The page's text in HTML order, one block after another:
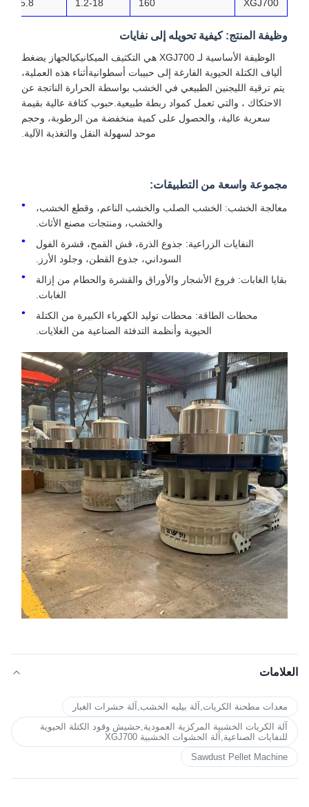
XGJ700
160
1.2-18
5.8
وظيفة المنتج: كيفية تحويله إلى نفايات
الوظيفة الأساسية لـ XGJ700 هي التكثيف الميكانيكيالجهاز يضغط
ألياف الكتلة الحيوية الفارغة إلى حبيبات أسطوانيةأثناء هذه العملية،
يتم ترقية الليجنين الطبيعي في الخشب بواسطة الحرارة الناتجة عن
الاحتكاك ، والتي تعمل كمواد ربطة طبيعية.حبوب كثافة عالية بقيمة
سعرية عالية، والحصول على كمية منخفضة من الرطوبة، وحجم
موحد لسهولة النقل والتغذية الآلية.
مجموعة واسعة من التطبيقات:
معالجة الخشب: الخشب الصلب والخشب الناعم، وقطع الخشب،
والخشب، ومنتجات مصنع الأثاث.
النفايات الزراعية: جذوع الذرة، قش القمح، قشرة الفول
السوداني، جذوع القطن، وجلود الأرز.
بقايا الغابات: فروع الأشجار والأوراق والقشرة والحطام من إزالة
الغابات.
محطات الطاقة: محطات توليد الكهرباء الكبيرة من الكتلة
الحيوية وأنظمة التدفئة الصناعية من الغلايات.
العلامات
معدات مطحنة الكريات,آلة بيليه الخشب,آلة حشرات الغبار
آلة الكريات الخشبية المركزية العمودية,حشيش وقود الكتلة الحيوية
للنفايات الصناعية,آلة الحشوات الخشبية XGJ700
Sawdust Pellet Machine